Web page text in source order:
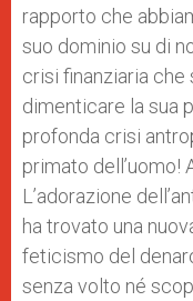
rapporto che
suo dominio su di
crisi finanziaria
dimenticare la sua
profonda crisi
primato dell’uomo!
L’adorazione
ha trovato una
feticismo del
senza volto né